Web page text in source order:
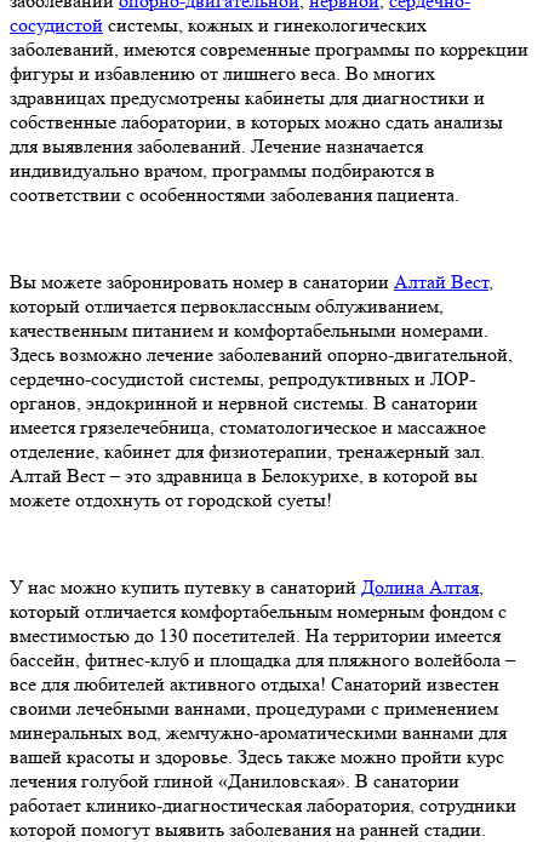
сосудистой системы, кожных и гинекологических
заболеваний, имеются современные программы по коррекции
фигуры и избавлению от лишнего веса. Во многих
здравницах предусмотрены кабинеты для диагностики и
собственные лаборатории, в которых можно сдать анализы
для выявления заболеваний. Лечение назначается
индивидуально врачом, программы подбираются в
соответствии с особенностями заболевания пациента.
Вы можете забронировать номер в санатории Алтай Вест,
который отличается первоклассным облуживанием,
качественным питанием и комфортабельными номерами.
Здесь возможно лечение заболеваний опорно-двигательной,
сердечно-сосудистой системы, репродуктивных и ЛОР-
органов, эндокринной и нервной системы. В санатории
имеется грязелечебница, стоматологическое и массажное
отделение, кабинет для физиотерапии, тренажерный зал.
Алтай Вест – это здравница в Белокурихе, в которой вы
можете отдохнуть от городской суеты!
У нас можно купить путевку в санаторий Долина Алтая
который отличается комфортабельным номерным фондом с
вместимостью до 130 посетителей. На территории имеется
бассейн, фитнес-клуб и площадка для пляжного волейбола –
все для любителей активного отдыха! Санаторий известен
своими лечебными ваннами, процедурами с применением
минеральных вод, жемчужно-ароматическими ваннами для
вашей красоты и здоровье. Здесь также можно пройти курс
лечения голубой глиной «Даниловская». В санатории
работает клинико-диагностическая лаборатория, сотрудники
которой помогут выявить заболевания на ранней стадии.